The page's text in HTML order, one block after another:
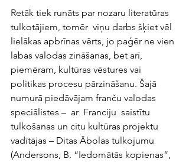
Retāk tiek runāts par nozaru literatūras
tulkotājiem, tomēr  viņu darbs šķiet vēl
lielākas apbrīnas vērts, jo paģēr ne vien
labas valodas zināšanas, bet arī,
piemēram, kultūras vēstures vai
politikas procesu pārzināšanu. Šajā
numurā piedāvājam franču valodas
speciālistes –  ar  Franciju  saistītu
tulkošanas un citu kultūras projektu
vadītājas – Ditas Ābolas tulkojumu
(Andersons, B. “Iedomātās kopienas”,